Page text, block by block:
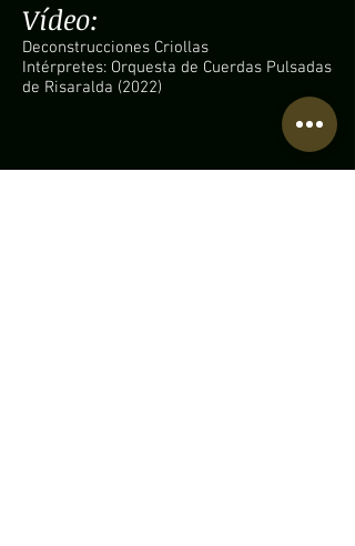
Vídeo:
Deconstrucciones Criollas
Intérpretes: Orquesta de Cuerdas Pulsadas
de Risaralda (2022)